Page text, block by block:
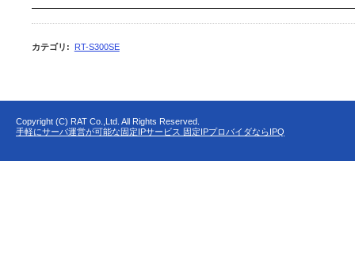
カテゴリ : RT-S300SE
Copyright (C) RAT Co.,Ltd. All Rights Reserved.
手軽にサーバ運営が可能な固定IPサービス 固定IPプロバイダならIPQ